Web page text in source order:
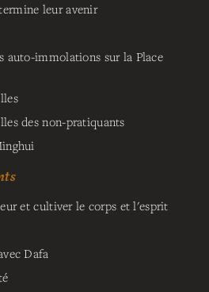
leur avenir
auto-immolations sur la Place
des non-pratiquants
et cultiver le corps et l'esprit
Dafa